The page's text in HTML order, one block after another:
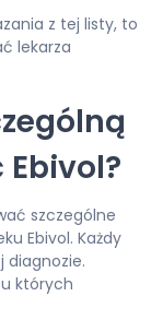
z tej listy, to
lekarza
szczególne
Ebivol. Każdy
diagnozie.
których